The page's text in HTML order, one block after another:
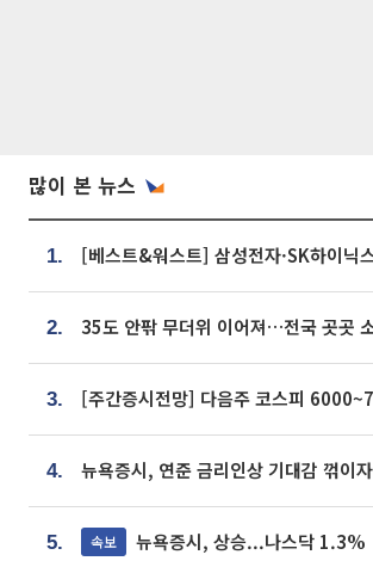
많이 본 뉴스
1.
2.
3.
4.
5. 속보 뉴욕증시, 상승...나스닥 1.3%